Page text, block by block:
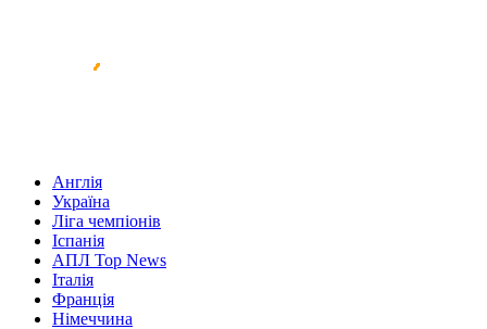
Англія
Україна
Ліга чемпіонів
Іспанія
АПЛ Top News
Італія
Франція
Німеччина